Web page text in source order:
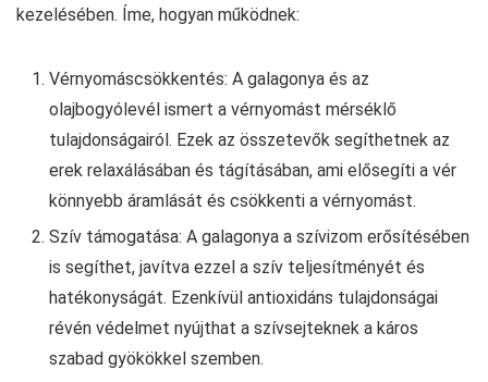
kezelésében. Íme, hogyan működnek:
Vérnyomáscsökkentés: A galagonya és az
olajbogyólevél ismert a vérnyomást mérséklő
tulajdonságairól. Ezek az összetevők segíthetnek az
erek relaxálásában és tágításában, ami elősegíti a vér
könnyebb áramlását és csökkenti a vérnyomást.
Szív támogatása: A galagonya a szívizom erősítésében
is segíthet, javítva ezzel a szív teljesítményét és
hatékonyságát. Ezenkívül antioxidáns tulajdonságai
révén védelmet nyújthat a szívsejteknek a káros
szabad gyökökkel szemben.